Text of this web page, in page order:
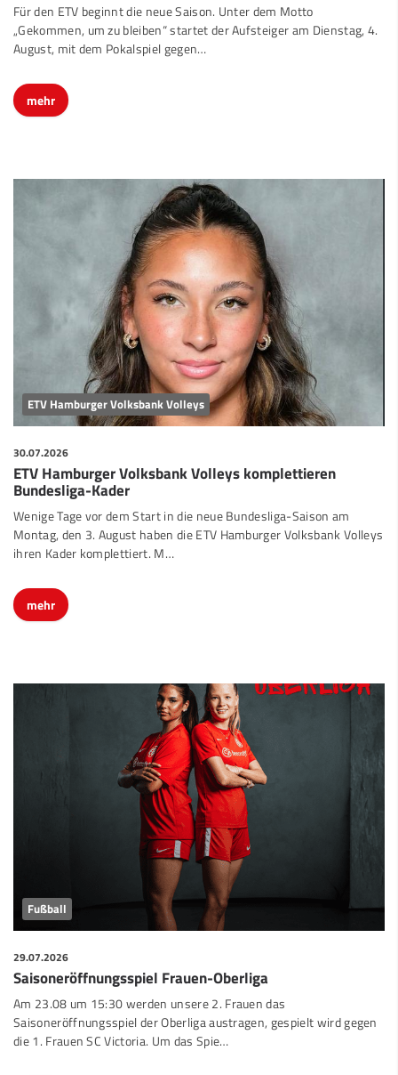
Für den ETV beginnt die neue Saison. Unter dem Motto
„Gekommen, um zu bleiben“ startet der Aufsteiger am Dienstag, 4.
August, mit dem Pokalspiel gegen…
mehr
ETV Hamburger Volksbank Volleys
30.07.2026
ETV Hamburger Volksbank Volleys komplettieren
Bundesliga-Kader
Wenige Tage vor dem Start in die neue Bundesliga-Saison am
Montag, den 3. August haben die ETV Hamburger Volksbank Volleys
ihren Kader komplettiert. M…
mehr
Fußball
29.07.2026
Saisoneröffnungsspiel Frauen-Oberliga
Am 23.08 um 15:30 werden unsere 2. Frauen das
Saisoneröffnungsspiel der Oberliga austragen, gespielt wird gegen
die 1. Frauen SC Victoria. Um das Spie…